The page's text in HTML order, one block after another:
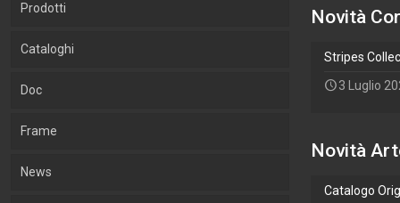
La nostra azienda
Cosa Produciamo
Cornici Lab.Art
Legni utilizzati
Ambiente e sostenibilità
Prodotti
Cornici
Accessori
Arte
Wallpaper
Cataloghi
Cornici
Accessori
Arte
Doc
Frame
News
Novità
Stripes
3 Luglio
Novità
Catalogo